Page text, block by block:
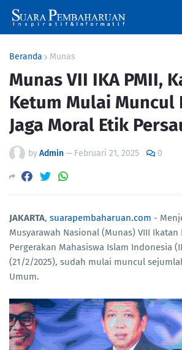
Beranda Munas
Munas VII IKA PMII,
Ketum Mulai Muncul
Jaga Moral Etik
byAdmin— Februari 21, 2025 0
JAKARTA, suarapembaharuan.com -
Musyarawah Nasional (Munas) VIII
Pergerakan Mahasiswa Islam Indonesia
(21/2/2025), sudah mulai muncul
Umum.